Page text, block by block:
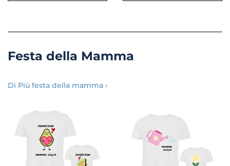
Festa della Mamma
Di Più festa della mamma ›